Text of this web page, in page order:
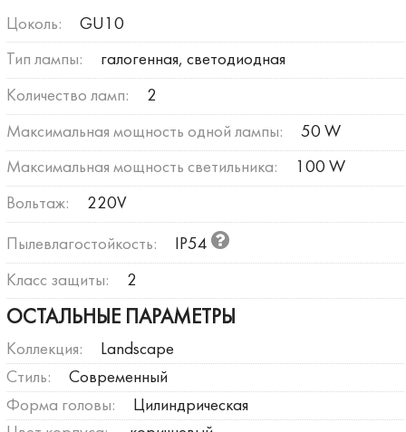
Цоколь: GU10
Тип лампы: галогенная, светодиодная
Количество ламп: 2
Максимальная мощность одной лампы: 50 W
Максимальная мощность светильника: 100 W
Вольтаж: 220V
Пылевлагостойкость: IP54
Класс защиты: 2
ОСТАЛЬНЫЕ ПАРАМЕТРЫ
Коллекция:
Landscape
Стиль:
Современный
Форма головы:
Цилиндрическая